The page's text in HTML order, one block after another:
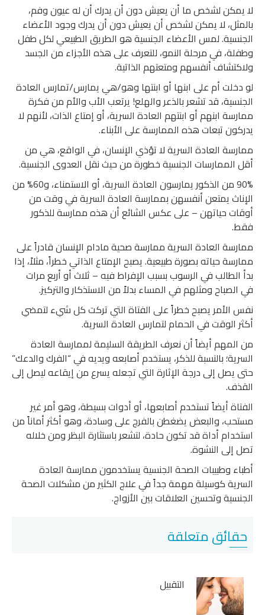
لا يمكن لشخص ما أن يعيش دون أن يدرك أن له عيون وفم،
بالمثل، لا يمكن لشخص أن يعيش دون أن يدرك وجود الأعضاء
الجنسية. لمس الأعضاء الجنسية هو الطريق الطبيعي لكل طفل
وطفلة، في مرحلة النمو، للتعرف على هذه الأجزاء من الجسد
ولاكتشاف أنفسهم ومتعتهم الذاتية.
لو دخلت أم على ابنها أو ابنتها وهو/هي يمارس/تمارس العادة
الجنسية، قد تشعر بالذعر والهلع! يرتعب الأب والأم من فكرة
ممارسة ابنهم أو ابنتهم العادة السرية، أو إمتاع الذات، لأنهم لا
يدركون تبعات هذه الممارسة على الأبناء.
ممارسة العادة السرية لا تؤذي الإنسان، في الواقع، هي من
أقل الممارسات الجنسية خطورة من حيث نقل العدوى الجنسية.
90% من الذكور يمارسون العادة السرية، أو الاستمناء، و60% من
الإناث يمتعن أنفسهن بممارسة العادة السرية في وقت من
أوقات حياتهن – على عكس الشائع أن هذه ممارسة للذكور
فقط.
ممارسة العادة السرية ممارسة صحية مادام الإنسان قادراً على
ممارسة حياته بصورة طبيعية. يصبح الإمتاع الذاتي خطراً، مثلاً، إذا
بدأ الطالب في الرسوب بسبب الإفراط فيه – ثلاث أو أربع مرات
في الصباح ومثلهم في المساء بدلاً من الاستذكار والتركيز.
نفس الأمر يصبح خطراً على الفتاة التي تركت كل شيء لتمضي
أكثر الوقت في الحمام لتمارس العادة السرية.
من المهم أيضاً أن نعرف الطريقة السليمة لممارسة العادة
السرية؛ بالنسبة للذكر، يستخدم أصابعه ويديه في “الفرك والدعك”
حتى يصل إلى درجة الإثارة التي تجعله يسرع من إيقاعه ليصل إلى
القذف.
الفتاة أيضاً تستخدم أصابعها، أو أدوات بسيطة، وهو أمر غير
مستحب، والبعض يضغطن بالفرج على وسادة، وهو أكثر أماناً من
استخدام أداة قد تكون حادة، لتشعر باستثارة البظر ومن خلاله
تصل إلى النشوة.
أطباء وطبيبات الصحة الجنسية يستخدمون ممارسة العادة
السرية كوسيلة مهمة جداً في علاج الكثير من مشكلات الصحة
الجنسية وتحسين العلاقات بين الأزواج.
حقائق متعلقة
التقبيل